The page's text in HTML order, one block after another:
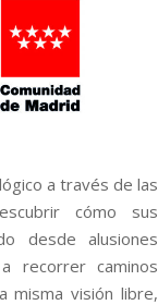
a través de las
cómo sus
desde alusiones
recorrer caminos
misma visión libre,